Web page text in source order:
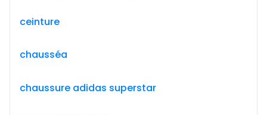
ceinture
chausséa
chaussure adidas superstar